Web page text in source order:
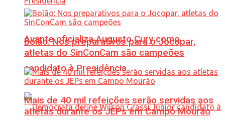
Avante oficializa Augusto Cury como
candidato à Presidência
Bolão: Nos preparativos para o Jocopar,
atletas do SinConCam são campeões
Mais de 40 mil refeições serão servidas aos
atletas durante os JEPs em Campo Mourão